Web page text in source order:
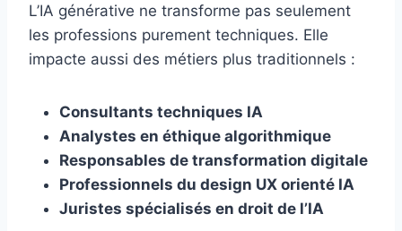
L’IA générative ne transforme pas seulement
les professions purement techniques. Elle
impacte aussi des métiers plus traditionnels :
Consultants techniques IA
Analystes en éthique algorithmique
Responsables de transformation digitale
Professionnels du design UX orienté IA
Juristes spécialisés en droit de l’IA